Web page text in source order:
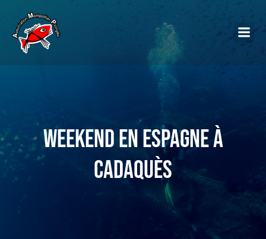
Weekend en Espagne à
Cadaquès